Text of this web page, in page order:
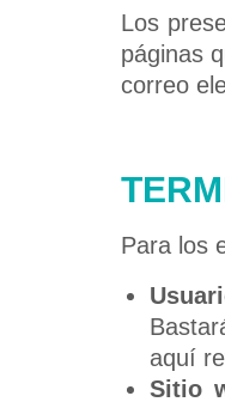
Los
páginas
correo
Para los
aquí
Sitio